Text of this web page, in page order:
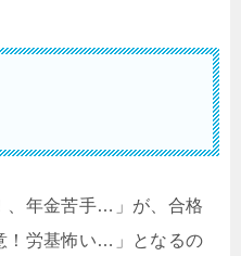
、年金苦手…」が、合格
！労基怖い…」となるの